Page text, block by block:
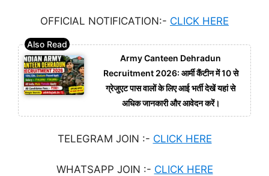
OFFICIAL NOTIFICATION:- CLICK HERE
Army Canteen Dehradun
Recruitment 2026: आर्मी कैंटीन में 10 से
ग्रेजुएट पास वालों के लिए आई भर्ती देखें यहां से
अधिक जानकारी और आवेदन करें।
TELEGRAM JOIN :- CLICK HERE
WHATSAPP JOIN :- CLICK HERE